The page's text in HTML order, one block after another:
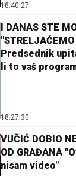
18:40|27
I DANAS STE
Predsednik
li to vaš
18:27|30
VUČIĆ DOBIO
OD GRAĐANA
nisam video"